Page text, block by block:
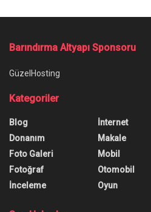
Evde Çalışanlar
Hızını Artırma
Yazar: Uğurcan Taşpınar